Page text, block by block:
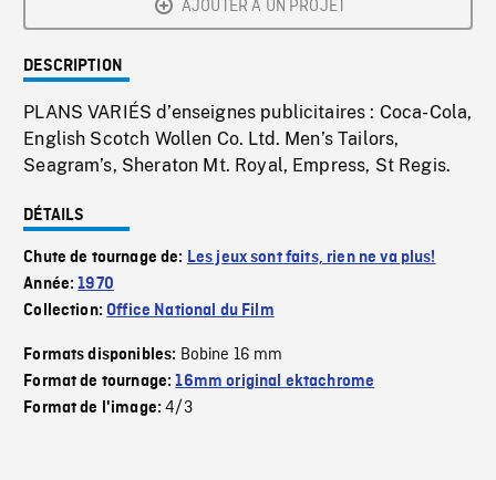
AJOUTER À UN PROJET
DESCRIPTION
PLANS VARIÉS d’enseignes publicitaires : Coca-Cola,
English Scotch Wollen Co. Ltd. Men’s Tailors,
Seagram’s, Sheraton Mt. Royal, Empress, St Regis.
DÉTAILS
Chute de tournage de: Les jeux sont faits, rien ne va plus!
Année:1970
Collection:Office National du Film
Formats disponibles: Bobine 16 mm
Format de tournage:16mm original ektachrome
Format de l'image:4/3